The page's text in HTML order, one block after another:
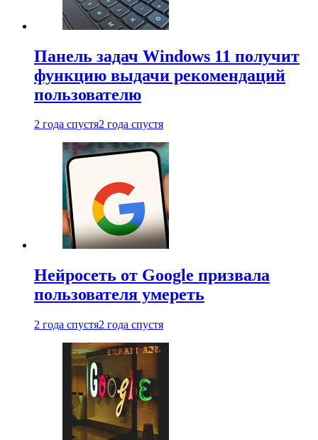
Панель задач Windows 11 получит
функцию выдачи рекомендаций
пользователю
2 года спустя2 года спустя
Нейросеть от Google призвала
пользователя умереть
2 года спустя2 года спустя